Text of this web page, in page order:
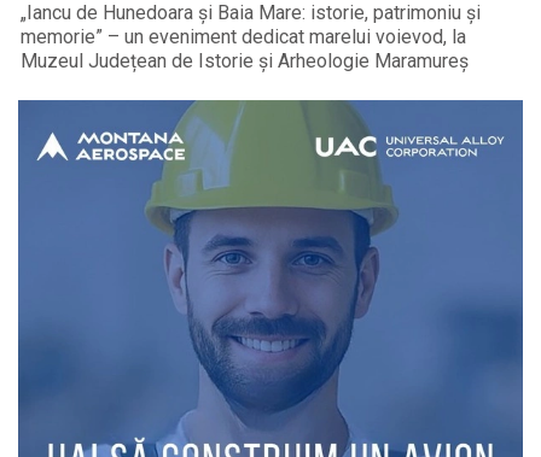
„Iancu de Hunedoara și Baia Mare: istorie, patrimoniu și
memorie” – un eveniment dedicat marelui voievod, la
Muzeul Județean de Istorie și Arheologie Maramureș